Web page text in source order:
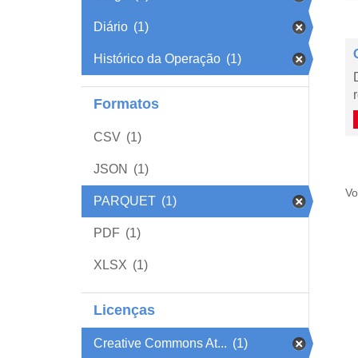
Diário (1)
Histórico da Operação (1)
Formatos
CSV (1)
JSON (1)
PARQUET (1)
PDF (1)
XLSX (1)
Licenças
Creative Commons At... (1)